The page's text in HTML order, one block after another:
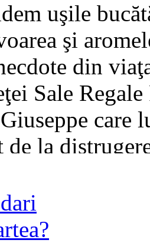
uşile
şi
din
Sale
care
de la